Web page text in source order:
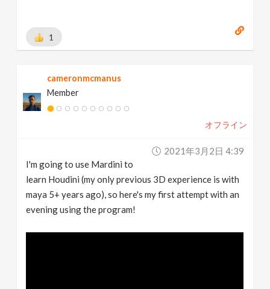
1
cameronmcmanus
Member
オフライン
2021年3月2日 4:39
I'm going to use Mardini to
learn Houdini (my only previous 3D experience is with
maya 5+ years ago), so here's my first attempt with an
evening using the program!